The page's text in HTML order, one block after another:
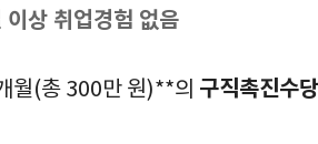
상 취업경험 없음
월(총 300만 원)**의 구직촉진수당